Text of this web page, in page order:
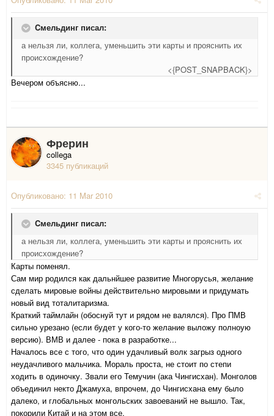
Cмельдинг писал:
а нельзя ли, коллега, уменьшить эти карты и прояснить их
происхождение?
<{POST_SNAPBACK}>
Вечером объясню...
Фрерин
collega
3345 публикаций
Опубликовано: 11 Mar 2010
Cмельдинг писал:
а нельзя ли, коллега, уменьшить эти карты и прояснить их
происхождение?
Карты поменял.
Сам мир родился как дальнйшее развитие Многорусья, желание
сделать мировые войны действительно мировыми и придумать
новый вид тоталитаризма.
Краткий таймлайн (обоснуй тут и рядом не валялся). Про ПМВ
сильно урезано (если будет у кого-то желание выложу полноую
версию). ВМВ и далее - пока в разработке...
Началось все с того, что один удачливый волк загрыз одного
неудачливого мальчика. Мораль проста, не стоит по степи
ходить в одиночку. Звали его Темучин (ака Чингисхан). Монголов
объединил некто Джамуха, впрочем, до Чингисхана ему было
далеко, и глобальных монгольских завоеваний не вышло. Так,
покорили Китай и на этом все.